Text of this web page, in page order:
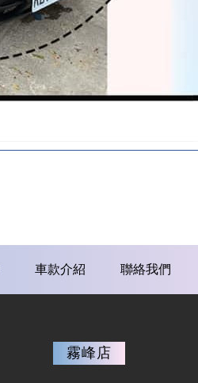
車款介紹 聯絡我們
霧峰店